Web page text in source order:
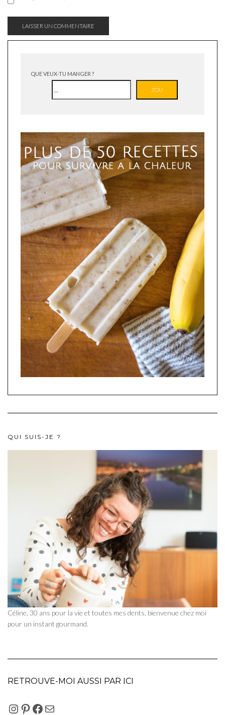
QUE VEUX-TU MANGER ?
ZOU
QUI SUIS-JE ?
Céline, 30 ans pour la vie et toutes mes dents, bienvenue chez moi
pour un instant gourmand.
RETROUVE-MOI AUSSI PAR ICI
INSTAGRAM
PINTEREST
FACEBOOK
E-MAIL